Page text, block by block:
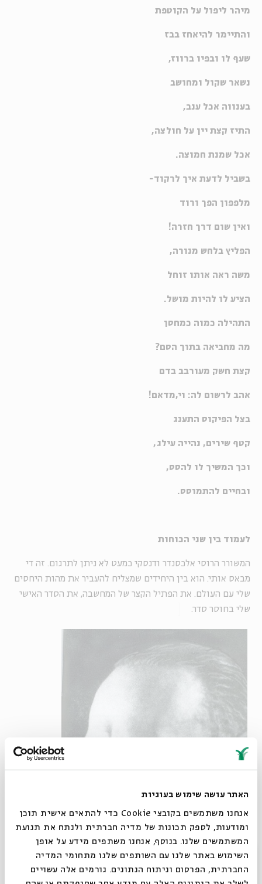
האתר עושה שימוש בעוגיות
אנחנו משתמשים בקובצי Cookie כדי להתאים אישית תוכן
ומודעות, לספק תכונות של מדיה חברתית ולנתח את תנועת
המשתמשים שלנו. בנוסף, אנחנו משתפים מידע על אופן
השימוש באתר שלנו עם השותפים שלנו מתחומי המדיה
החברתית, הפרסום וניתוח הנתונים. גורמים אלה עשויים
מיהר ליפול על הקוטפת
והתיימר להיאחז בבז
שעף לו ובפיו ברווז,
נשאר שקול ומחושב
בענווה אכל ענב,
התיז קצת יין על חולצה,
אכל שמנת חמוצה.
בשביל לדעת איך לרקוד-
מלפפון הפך ורוד
ואין שום דרך חזרה!
הפליץ בלחש מנורה,
משה ראה אותו זוחל
הציע לו להיות מושל.
התהילה כמוה כמחסן
מה מחביאה בתוך הסם?
קצת חשק מעורבב בדם
אהב לרשום לה: וי,מדאם!
בצל הפיקוס התענג
קטף שירים, נהייה עילג,
וכך המשיך לו להסס,
ובחיים להתמוסס.
לעמוד בין שני הכוחות
המשורר הרוסי אלכסנדר ודנסקי כמעט לא ניתן לתרגום. זה די
מבאס אותי. הוא בין היחידים שמצליח להעביר את מהות היחסים
שלי עם העולם. את הפתיל הקצר של המחשבה, את הסדר האישי
שלי בחוסר סדר.
סגור